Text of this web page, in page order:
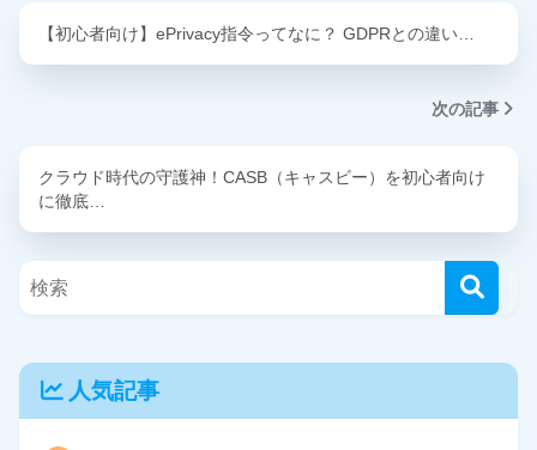
【初心者向け】ePrivacy指令ってなに？ GDPRとの違い…
次の記事
クラウド時代の守護神！CASB（キャスビー）を初心者向け
に徹底…
人気記事